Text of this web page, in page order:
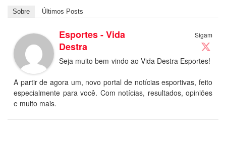
Sobre Últimos Posts
Sigam
Esportes - Vida
Destra
Seja muito bem-vindo ao Vida Destra Esportes!
A partir de agora um, novo portal de notícias esportivas, feito
especialmente para você. Com notícias, resultados, opiniões
e muito mais.